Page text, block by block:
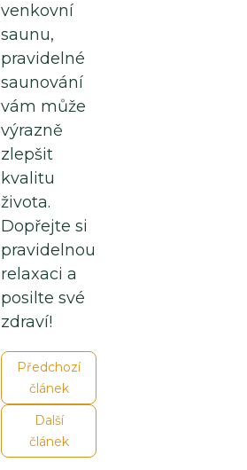
venkovní
saunu,
pravidelné
saunování
vám může
výrazně
zlepšit
kvalitu
života.
Dopřejte si
pravidelnou
relaxaci a
posilte své
zdraví!
Předchozí
článek
Další
článek